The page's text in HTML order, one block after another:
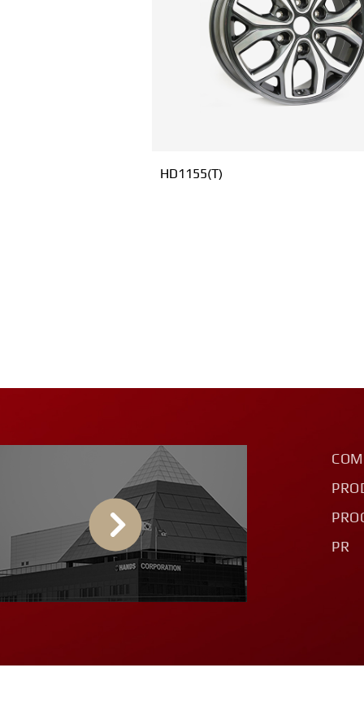
HD1155(T)
PR